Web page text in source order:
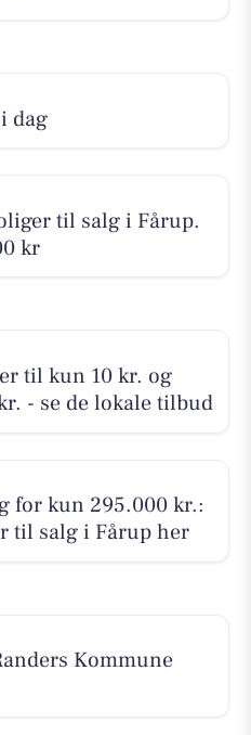
dag
til salg i Fårup.
kr
til kun 10 kr. og
- se de lokale tilbud
for kun 295.000 kr.:
til salg i Fårup her
Kommune